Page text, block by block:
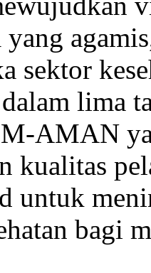
sektor
lima
AMAN
kualitas
untuk
bagi